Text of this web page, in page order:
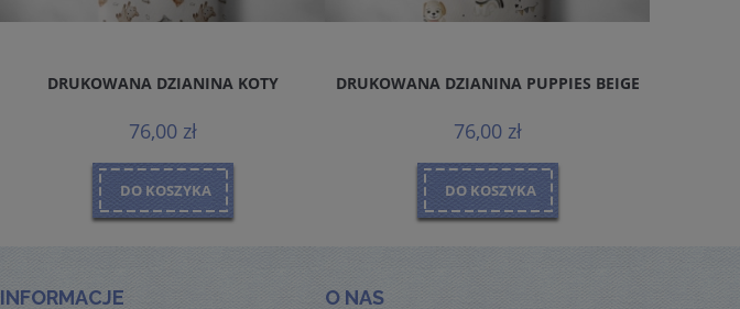
DRUKOWANA DZIANINA KOTY
76,00 zł
DO KOSZYKA
DRUKOWANA DZIANINA PUPPIES BEIGE
76,00 zł
DO KOSZYKA
INFORMACJE O NAS